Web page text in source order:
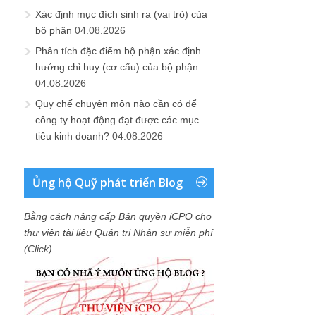
Xác định mục đích sinh ra (vai trò) của
bộ phận 04.08.2026
Phân tích đặc điểm bộ phận xác định
hướng chỉ huy (cơ cấu) của bộ phận
04.08.2026
Quy chế chuyên môn nào cần có để
công ty hoạt động đạt được các mục
tiêu kinh doanh? 04.08.2026
Ủng hộ Quỹ phát triển Blog
Bằng cách nâng cấp Bản quyền iCPO cho
thư viện tài liệu Quản trị Nhân sự miễn phí
(Click)